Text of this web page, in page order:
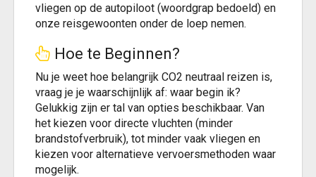
vliegen op de autopiloot (woordgrap bedoeld) en
onze reisgewoonten onder de loep nemen.
Hoe te Beginnen?
Nu je weet hoe belangrijk CO2 neutraal reizen is,
vraag je je waarschijnlijk af: waar begin ik?
Gelukkig zijn er tal van opties beschikbaar. Van
het kiezen voor directe vluchten (minder
brandstofverbruik), tot minder vaak vliegen en
kiezen voor alternatieve vervoersmethoden waar
mogelijk.